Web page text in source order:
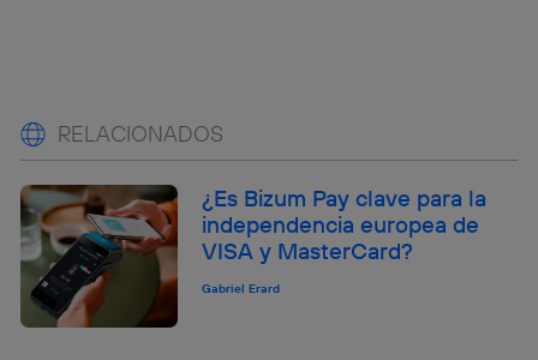
RELACIONADOS
¿Es Bizum Pay clave para la
independencia europea de
VISA y MasterCard?
Gabriel Erard